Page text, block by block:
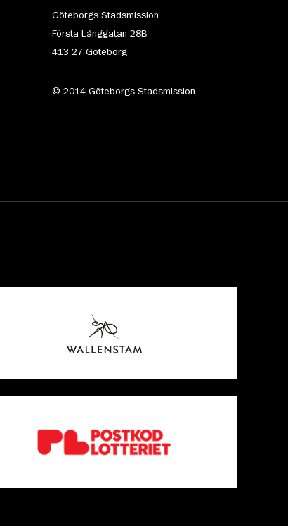
Göteborgs Stadsmission
Första Långgatan 28B
413 27 Göteborg
© 2014 Göteborgs Stadsmission